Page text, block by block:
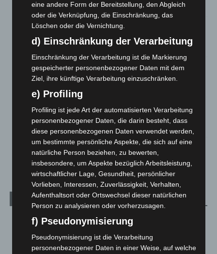
7. August 2026
Brand im „Haus der Begegnung“ in Neuwarmbüchen schnell
eingedämmt
6. August 2026
Region Hannover: 21 neue Notfallsanitäter starten beim
Roten Kreuz
Mann läuft mit Hockeyschläger über A7 – Polizei sucht
5. August 2026
Celle: Mensch stirbt bei Bagger-Unfall auf Baustelle
5. August 2026
Kategorien
Blaulicht
Corona-News
Hannover und Region
5.039
eine andere Form der Bereitstellung, den Abgleich
oder die Verknüpfung, die Einschränkung, das
Löschen oder die Vernichtung.
d) Einschränkung der Verarbeitung
Einschränkung der Verarbeitung ist die Markierung
gespeicherter personenbezogener Daten mit dem
Ziel, ihre künftige Verarbeitung einzuschränken.
e) Profiling
Profiling ist jede Art der automatisierten Verarbeitung
personenbezogener Daten, die darin besteht, dass
diese personenbezogenen Daten verwendet werden,
um bestimmte persönliche Aspekte, die sich auf eine
natürliche Person beziehen, zu bewerten,
insbesondere, um Aspekte bezüglich Arbeitsleistung,
wirtschaftlicher Lage, Gesundheit, persönlicher
Vorlieben, Interessen, Zuverlässigkeit, Verhalten,
Aufenthaltsort oder Ortswechsel dieser natürlichen
Person zu analysieren oder vorherzusagen.
f) Pseudonymisierung
Pseudonymisierung ist die Verarbeitung
personenbezogener Daten in einer Weise, auf welche